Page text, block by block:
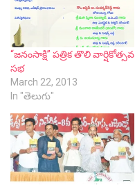
“జనంసాక్షి” పత్రిక తొలి వార్షికోత్సవ
సభ
March 22, 2013
In "తెలుగు"